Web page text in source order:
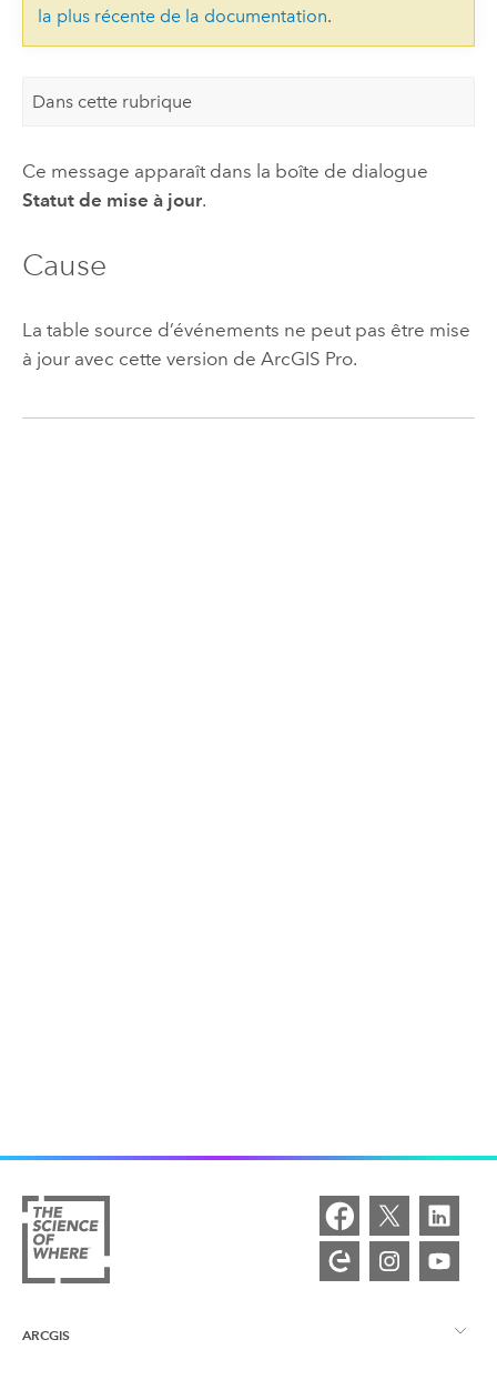
la plus récente de la documentation.
Dans cette rubrique
Ce message apparaît dans la boîte de dialogue
Statut de mise à jour.
Cause
La table source d’événements ne peut pas être mise
à jour avec cette version de ArcGIS Pro.
ARCGIS